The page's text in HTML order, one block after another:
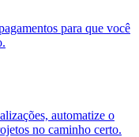
para que você
automatize o
no caminho certo.